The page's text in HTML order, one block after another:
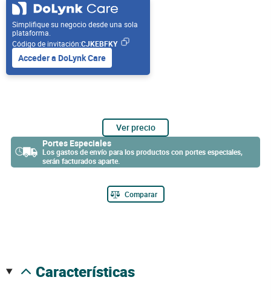
Simplifique su negocio desde una sola
plataforma.
Código de invitación:CJKEBFKY
Acceder a DoLynk Care
Ver precio
Portes Especiales
Los gastos de envío para los productos con portes especiales,
serán facturados aparte.
Comparar
características